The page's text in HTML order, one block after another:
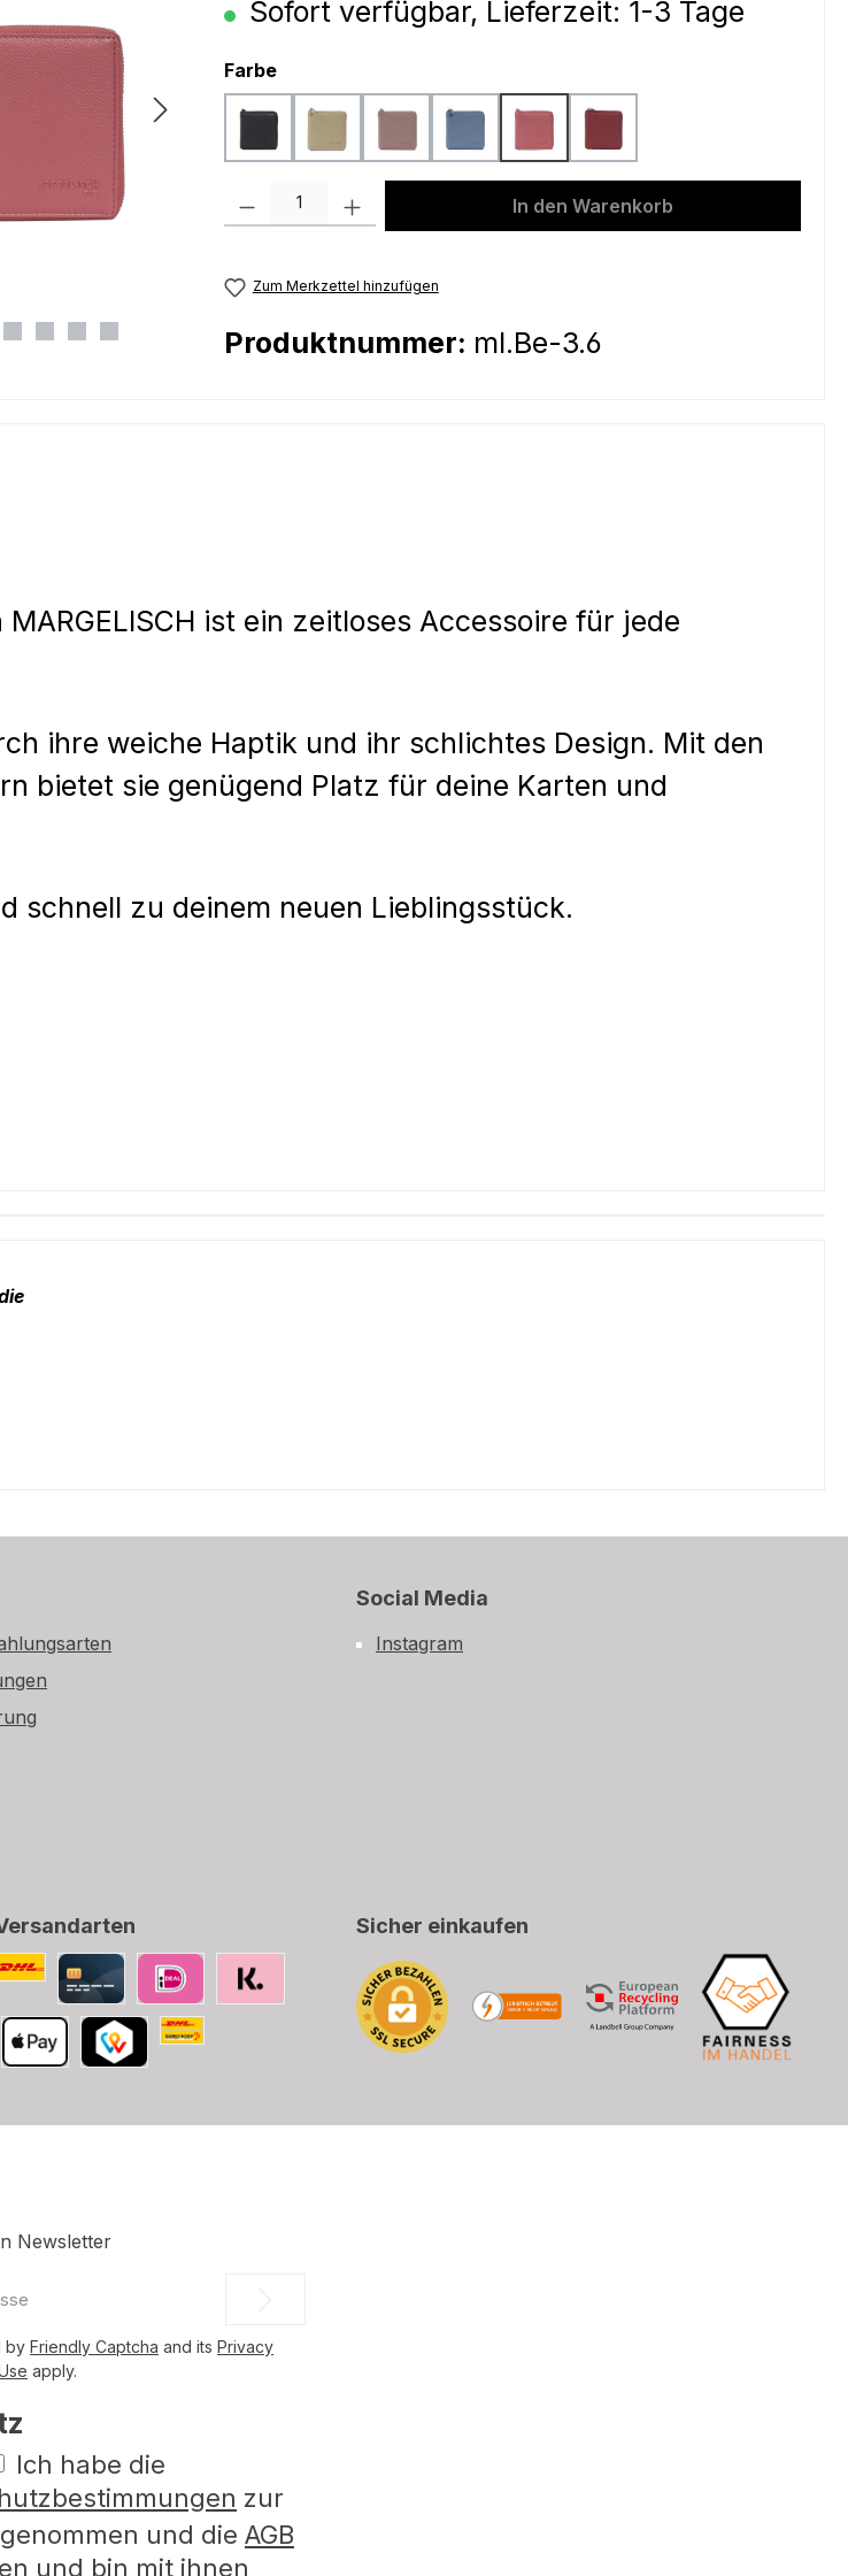
Sofort verfügbar, Lieferzeit: 1-3 Tage
Farbeauswählen
black light mustard
peachsky bluesunrisewine
Produkt Anzahl: Gib den gewünschten Wert ein oder benutze die Schaltflächen
In den Warenkorb
Zum Merkzettel hinzufügen
Produktnummer: ml.Be-3.6
ist ein zeitloses Accessoire für jede
ihre weiche Haptik und ihr schlichtes Design. Mit den
bietet sie genügend Platz für deine Karten und
schnell zu deinem neuen Lieblingsstück.
Social Media
Instagram
Kredit-/Debitkarte
iDEAL
Die Schweizerische Post (CH, LI), DHL (EU+Welt)
Bild 1
Benutzerdefiniertes Bild 2
Sicher einkaufen
Newsletter
by Friendly Captcha and its Privacy
apply.
zur
und die AGB
und bin mit ihnen